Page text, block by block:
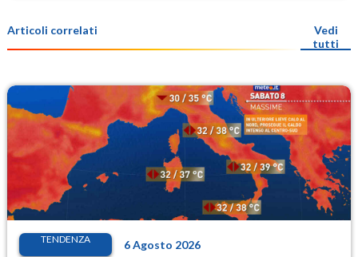
Articoli correlati
Vedi
tutti
TENDENZA 6 Agosto 2026